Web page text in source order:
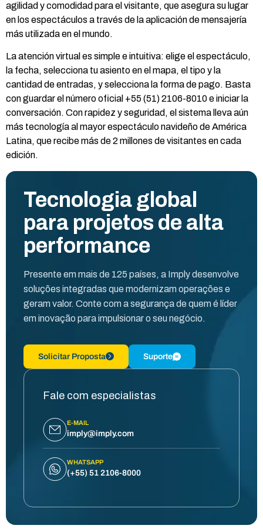
agilidad y comodidad para el visitante, que asegura su lugar
en los espectáculos a través de la aplicación de mensajería
más utilizada en el mundo.
La atención virtual es simple e intuitiva: elige el espectáculo,
la fecha, selecciona tu asiento en el mapa, el tipo y la
cantidad de entradas, y selecciona la forma de pago. Basta
con guardar el número oficial +55 (51) 2106-8010 e iniciar la
conversación. Con rapidez y seguridad, el sistema lleva aún
más tecnología al mayor espectáculo navideño de América
Latina, que recibe más de 2 millones de visitantes en cada
edición.
Tecnologia global
para projetos de alta
performance
Presente em mais de 125 países, a Imply desenvolve
soluções integradas que modernizam operações e
geram valor. Conte com a segurança de quem é líder
em inovação para impulsionar o seu negócio.
Solicitar Proposta Suporte
Fale com especialistas
E-MAIL
imply@imply.com
WHATSAPP
(+55) 51 2106-8000